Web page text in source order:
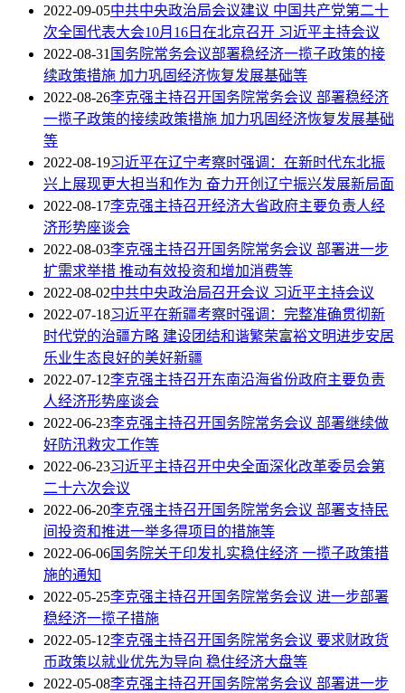
2022-09-05中共中央政治局会议建议 中国共产党第二十
次全国代表大会10月16日在北京召开 习近平主持会议
2022-08-31 国务院常务会议部署稳经济一揽子政策的接
续政策措施 加力巩固经济恢复发展基础等
2022-08-26李克强主持召开国务院常务会议 部署稳经济
一揽子政策的接续政策措施 加力巩固经济恢复发展基础
等
2022-08-19习近平在辽宁考察时强调：在新时代东北振
兴上展现更大担当和作为 奋力开创辽宁振兴发展新局面
2022-08-17李克强主持召开经济大省政府主要负责人经
济形势座谈会
2022-08-03李克强主持召开国务院常务会议 部署进一步
扩需求举措 推动有效投资和增加消费等
2022-08-02中共中央政治局召开会议 习近平主持会议
2022-07-18习近平在新疆考察时强调：完整准确贯彻新
时代党的治疆方略 建设团结和谐繁荣富裕文明进步安居
乐业生态良好的美好新疆
2022-07-12李克强主持召开东南沿海省份政府主要负责
人经济形势座谈会
2022-06-23李克强主持召开国务院常务会议 部署继续做
好防汛救灾工作等
2022-06-23习近平主持召开中央全面深化改革委员会第
二十六次会议
2022-06-20李克强主持召开国务院常务会议 部署支持民
间投资和推进一举多得项目的措施等
2022-06-06国务院关于印发扎实稳住经济 一揽子政策措
施的通知
2022-05-25李克强主持召开国务院常务会议 进一步部署
稳经济一揽子措施
2022-05-12李克强主持召开国务院常务会议 要求财政货
币政策以就业优先为导向 稳住经济大盘等
2022-05-08李克强主持召开国务院常务会议 部署进一步